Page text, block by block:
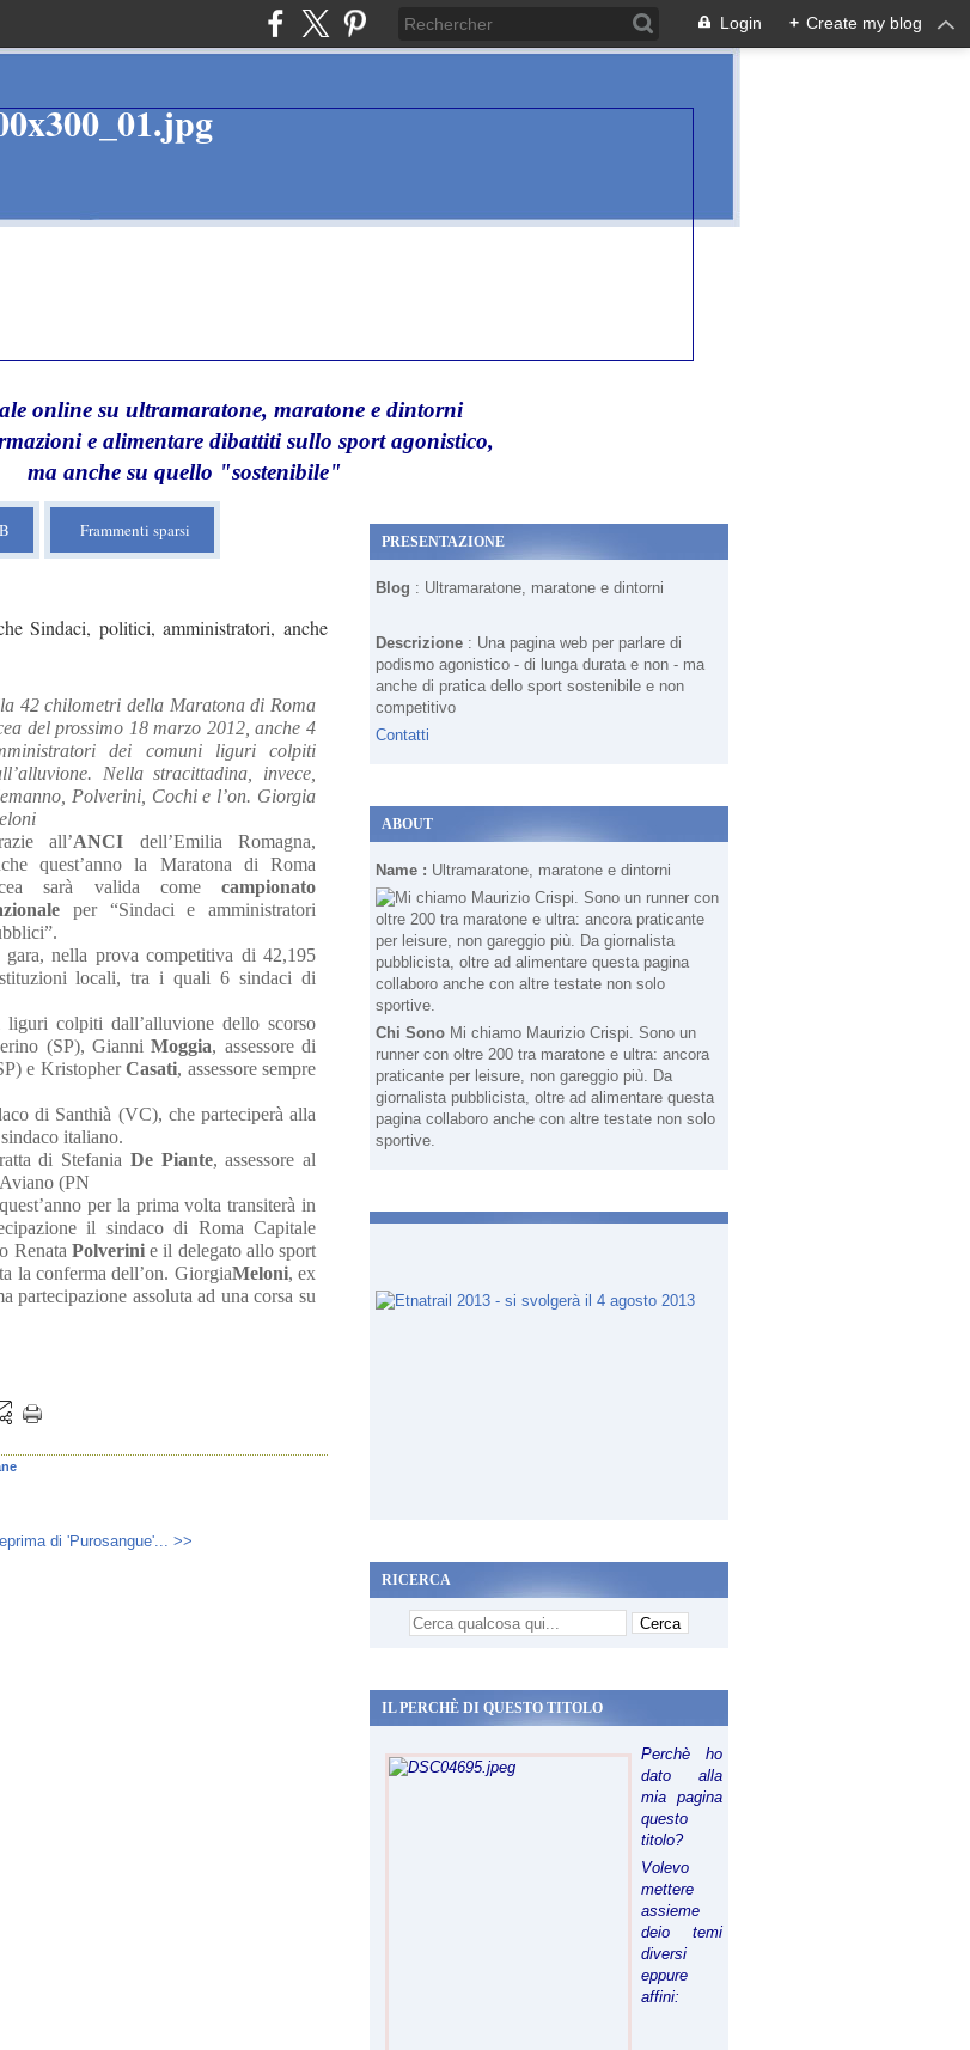
Login + Create my blog
online su ultramaratone, maratone e dintorni
e alimentare dibattiti sullo sport agonistico,
ma anche su quello "sostenibile"
Frammenti sparsi
Sindaci, politici, amministratori, anche
42 chilometri della Maratona di Roma
del prossimo 18 marzo 2012, anche 4
dei comuni liguri colpiti
Nella stracittadina, invece,
Polverini, Cochi e l’on. Giorgia
all’ANCI dell’Emilia Romagna,
quest’anno la Maratona di Roma
sarà valida come campionato
per “Sindaci e amministratori
gara, nella prova competitiva di 42,195
locali, tra i quali 6 sindaci di
colpiti dall’alluvione dello scorso
(SP), GianniMoggia, assessore di
e KristopherCasati, assessore sempre
di Santhià (VC), che parteciperà alla
italiano.
di Stefania De Piante, assessore al
(PN
per la prima volta transiterà in
il sindaco di Roma Capitale
Renata Polverinie il delegato allo sport
la conferma dell’on. GiorgiaMeloni, ex
partecipazione assoluta ad una corsa su
di 'Purosangue'... >>
PRESENTAZIONE
Blog : Ultramaratone, maratone e dintorni
Descrizione : Una pagina web per parlare di
podismo agonistico - di lunga durata e non - ma
anche di pratica dello sport sostenibile e non
competitivo
Contatti
ABOUT
Name : Ultramaratone, maratone e dintorni
Chi Sono Mi chiamo Maurizio Crispi. Sono un
runner con oltre 200 tra maratone e ultra: ancora
praticante per leisure, non gareggio più. Da
giornalista pubblicista, oltre ad alimentare questa
pagina collaboro anche con altre testate non solo
sportive.
RICERCA
IL PERCHÈ DI QUESTO TITOLO
Perchè ho
dato alla
mia pagina
questo
titolo?
Volevo
mettere
assieme
deio temi
diversi
eppure
affini: